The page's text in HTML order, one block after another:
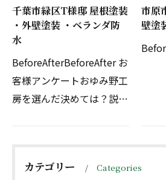
千葉市緑区T様邸 屋根塗装
・外壁塗装 ・ベランダ防
水
BeforeAfterBeforeAfter お
客様アンケートおゆみ野工
房を選んだ決めては？説明
者、職人の対応はどうでし
市原
壁塗
カテゴリー Categories